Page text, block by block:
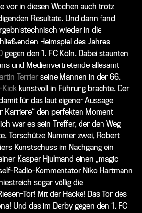
vor in diesen Wochen auch trotz
Resultate. Und dann fand
wieder in die
Heimspiel des Jahres
gegen den 1. FC Köln. Dabei staunten
und Medienvertretende allesamt
Terrier seine Mannen in der 66.
Kick kunstvoll in Führung brachte. Der
für das laut eigener Aussage
Karriere“ den perfekten Moment
war es sein Treffer, der den Weg
Torschütze Nummer zwei, Robert
Kunstschuss im Nachgang ein
Kasper Hjulmand einen „magic
Radio-Kommentator Niko Hartmann
sogar völlig die
Tor! Mit der Hacke! Das Tor des
Und das im Derby gegen den 1. FC